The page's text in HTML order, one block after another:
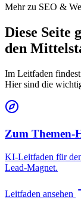
Mehr zu SEO &
Diese Seite
den
Im Leitfaden
Hier sind die
Zum Themen-
KI-Leitfaden für
Lead-Magnet.
Leitfaden ansehen